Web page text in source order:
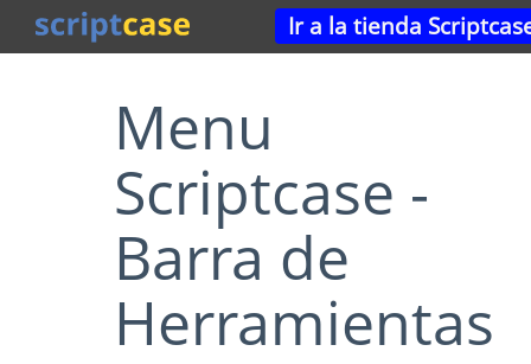
Ir a la tienda
Menu
Scriptcase -
Barra de
Herramientas